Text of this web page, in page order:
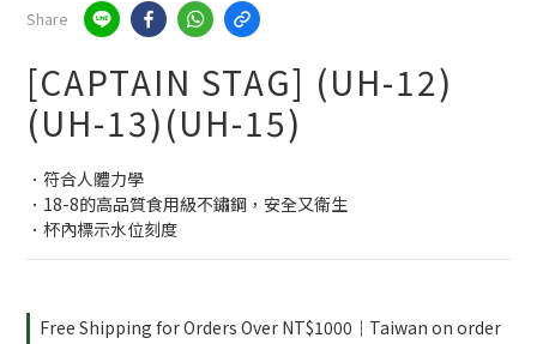
Share
[CAPTAIN STAG] (UH-12)
(UH-13)(UH-15)
．符合人體力學
．18-8的高品質食用級不鏽鋼，安全又衛生
．杯內標示水位刻度
Free Shipping for Orders Over NT$1000｜Taiwan on order